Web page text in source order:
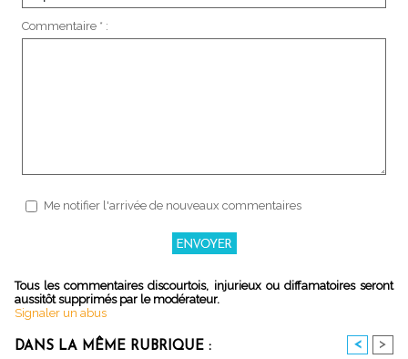
Commentaire * :
Me notifier l'arrivée de nouveaux commentaires
Tous les commentaires discourtois, injurieux ou diffamatoires seront
aussitôt supprimés par le modérateur.
Signaler un abus
DANS LA MÊME RUBRIQUE : < >